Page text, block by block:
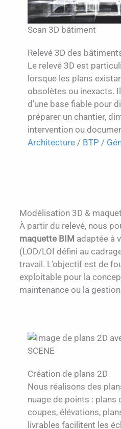
Scan 3D bâtiment
Relevé 3D des
Le relevé 3D est
lorsque les plans
obsolètes ou inexacts.
d’une base fiable pour
préparer un chantier,
intervention ou
Architecture / BTP /
Modélisation 3D &
À partir du relevé, nous
maquette BIM adaptée à
(LOD/LOI défini au
travail. L’objectif est de
exploitable pour la
maintenance ou la
Création de plans 2D
Nous réalisons des
nuage de points : plans
coupes, élévations,
livrables facilitent les